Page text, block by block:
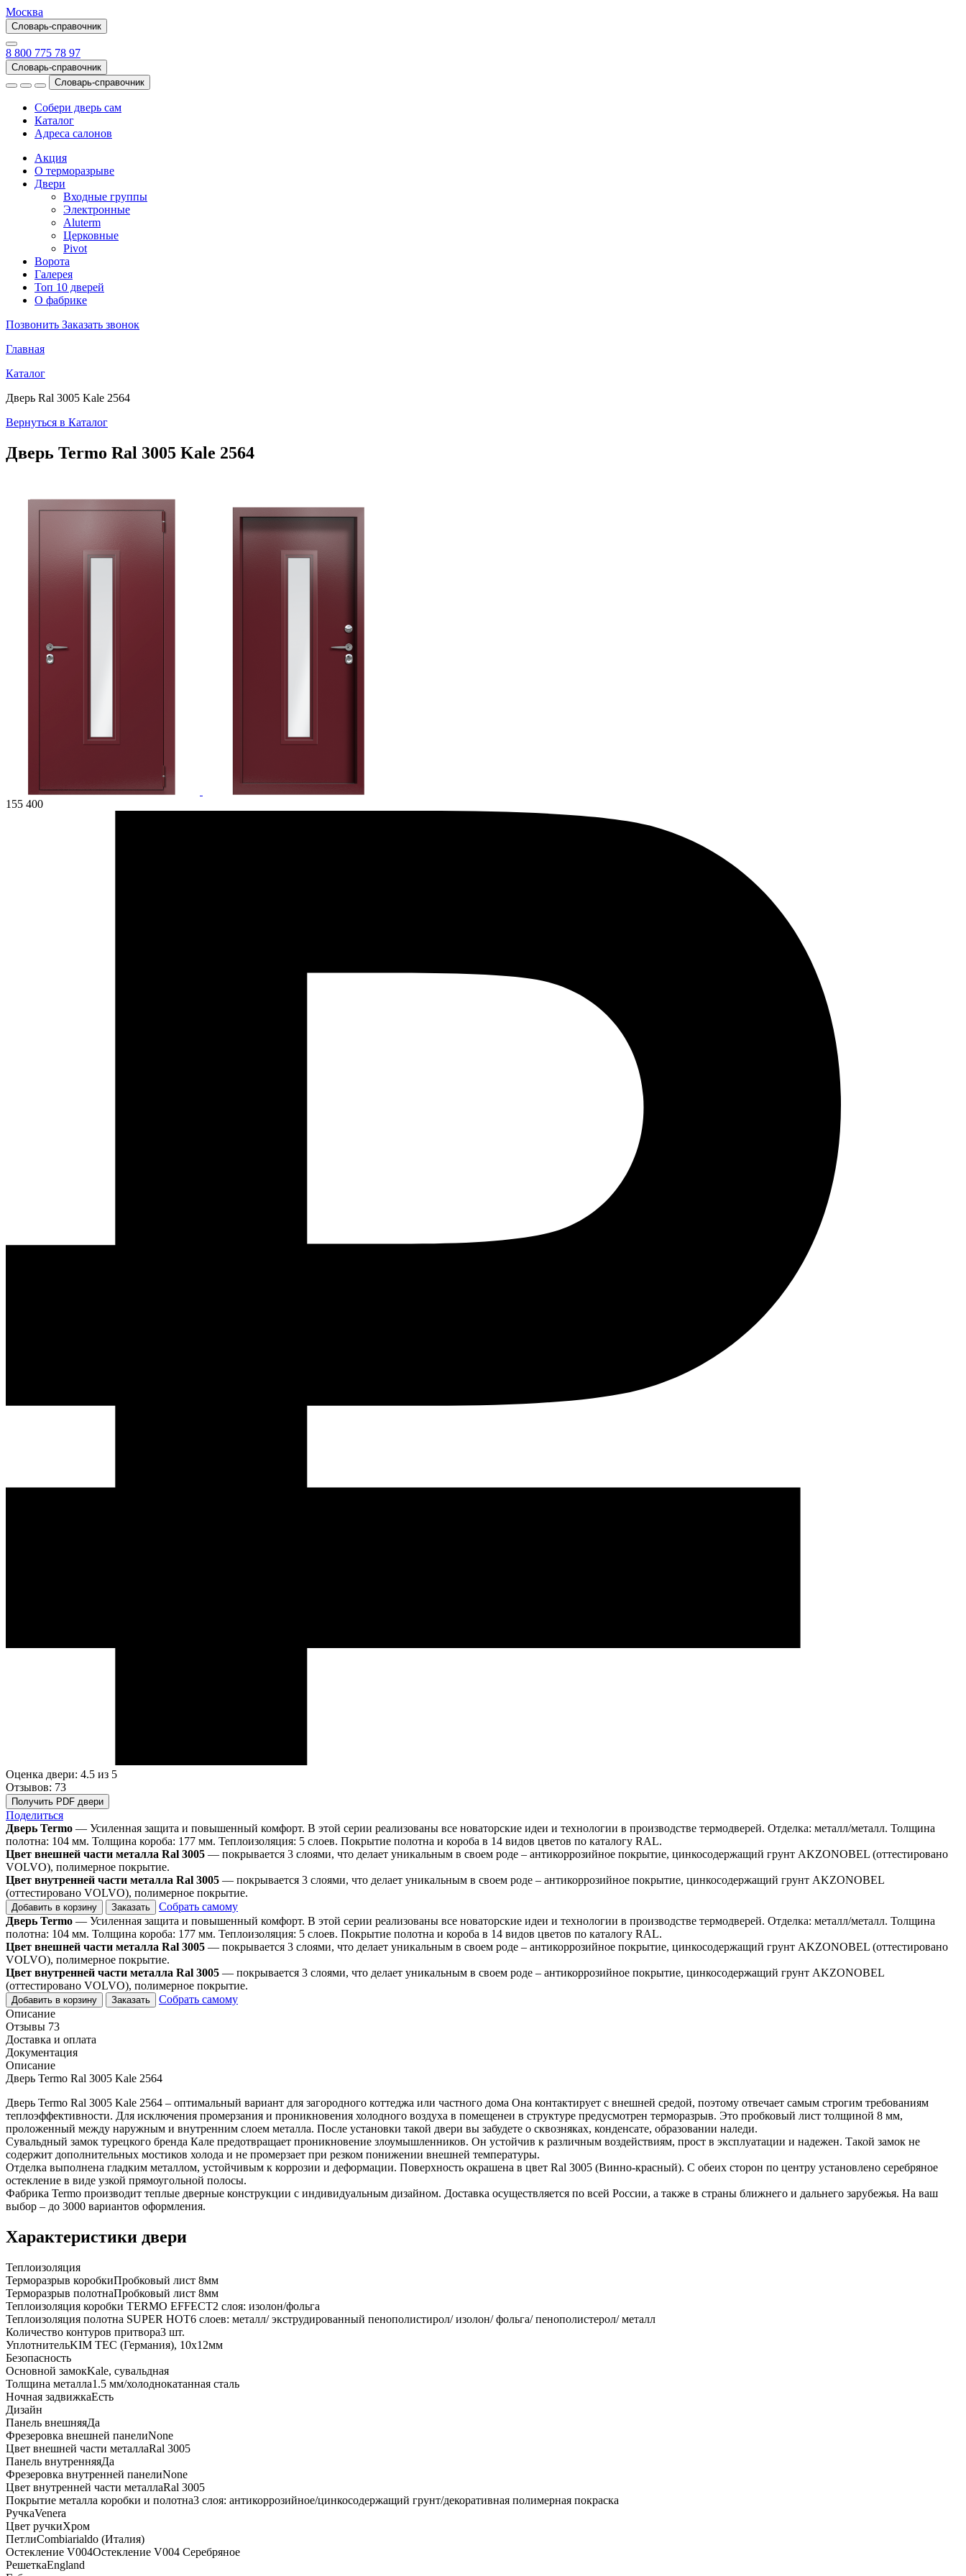
Москва
Словарь-справочник
8 800 775 78 97
Словарь-справочник
Словарь-справочник
Собери дверь сам
Каталог
Адреса салонов
Акция
О терморазрыве
Двери
Входные группы
Электронные
Aluterm
Церковные
Pivot
Ворота
Галерея
Топ 10 дверей
О фабрике
Позвонить Заказать звонок
Главная
Каталог
Дверь Ral 3005 Kale 2564
Вернуться в Каталог
Дверь Termo Ral 3005 Kale 2564
155 400
Оценка двери: 4.5 из 5
Отзывов: 73
Получить PDF двери
Поделиться
Дверь Termo — Усиленная защита и повышенный комфорт. В этой серии реализованы все новаторские идеи и технологии в производстве термодверей. Отделка: металл/металл. Толщина
полотна: 104 мм. Толщина короба: 177 мм. Теплоизоляция: 5 слоев. Покрытие полотна и короба в 14 видов цветов по каталогу RAL.
Цвет внешней части металла Ral 3005 — покрывается 3 слоями, что делает уникальным в своем роде – антикоррозийное покрытие, цинкосодержащий грунт AKZONOBEL (оттестировано
VOLVO), полимерное покрытие.
Цвет внутренней части металла Ral 3005 — покрывается 3 слоями, что делает уникальным в своем роде – антикоррозийное покрытие, цинкосодержащий грунт AKZONOBEL
(оттестировано VOLVO), полимерное покрытие.
Добавить в корзину Заказать
Собрать самому
Дверь Termo — Усиленная защита и повышенный комфорт. В этой серии реализованы все новаторские идеи и технологии в производстве термодверей. Отделка: металл/металл. Толщина
полотна: 104 мм. Толщина короба: 177 мм. Теплоизоляция: 5 слоев. Покрытие полотна и короба в 14 видов цветов по каталогу RAL.
Цвет внешней части металла Ral 3005 — покрывается 3 слоями, что делает уникальным в своем роде – антикоррозийное покрытие, цинкосодержащий грунт AKZONOBEL (оттестировано
VOLVO), полимерное покрытие.
Цвет внутренней части металла Ral 3005 — покрывается 3 слоями, что делает уникальным в своем роде – антикоррозийное покрытие, цинкосодержащий грунт AKZONOBEL
(оттестировано VOLVO), полимерное покрытие.
Добавить в корзину Заказать
Собрать самому
Описание
Отзывы 73
Доставка и оплата
Документация
Описание
Дверь Termo Ral 3005 Kale 2564
Дверь Termo Ral 3005 Kale 2564 – оптимальный вариант для загородного коттеджа или частного дома Она контактирует с внешней средой, поэтому отвечает самым строгим требованиям
теплоэффективности. Для исключения промерзания и проникновения холодного воздуха в помещенеи в структуре предусмотрен терморазрыв. Это пробковый лист толщиной 8 мм,
проложенный между наружным и внутренним слоем металла. После установки такой двери вы забудете о сквозняках, конденсате, образовании наледи.
Сувальдный замок турецкого бренда Кале предотвращает проникновение злоумышленников. Он устойчив к различным воздействиям, прост в эксплуатации и надежен. Такой замок не
содержит дополнительных мостиков холода и не промерзает при резком понижении внешней температуры.
Отделка выполнена гладким металлом, устойчивым к коррозии и деформации. Поверхность окрашена в цвет Ral 3005 (Винно-красный). С обеих сторон по центру установлено серебряное
остекление в виде узкой прямоугольной полосы.
Фабрика Termo производит теплые дверные конструкции с индивидуальным дизайном. Доставка осуществляется по всей России, а также в страны ближнего и дальнего зарубежья. На ваш
выбор – до 3000 вариантов оформления.
Характеристики двери
Теплоизоляция
Терморазрыв коробкиПробковый лист 8мм
Терморазрыв полотнаПробковый лист 8мм
Теплоизоляция коробки TERMO EFFECT2 слоя: изолон/фольга
Теплоизоляция полотна SUPER НОТ6 слоев: металл/ экструдированный пенополистирол/ изолон/ фольга/ пенополистерол/ металл
Количество контуров притвора3 шт.
УплотнительKIM ТЕС (Германия), 10x12мм
Безопасность
Основной замокKale, сувальдная
Толщина металла1.5 мм/холоднокатанная сталь
Ночная задвижкаЕсть
Дизайн
Панель внешняяДа
Фрезеровка внешней панелиNone
Цвет внешней части металлаRal 3005
Панель внутренняяДа
Фрезеровка внутренней панелиNone
Цвет внутренней части металлаRal 3005
Покрытие металла коробки и полотна3 слоя: антикоррозийное/цинкосодержащий грунт/декоративная полимерная покраска
РучкаVenera
Цвет ручкиХром
ПетлиCombiarialdo (Италия)
Остекление V004Остекление V004 Серебряное
РешеткаEngland